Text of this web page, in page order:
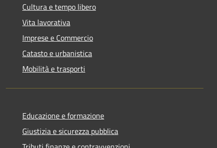
Cultura e tempo libero
Vita lavorativa
Imprese e Commercio
Catasto e urbanistica
Mobilità e trasporti
Educazione e formazione
Giustizia e sicurezza pubblica